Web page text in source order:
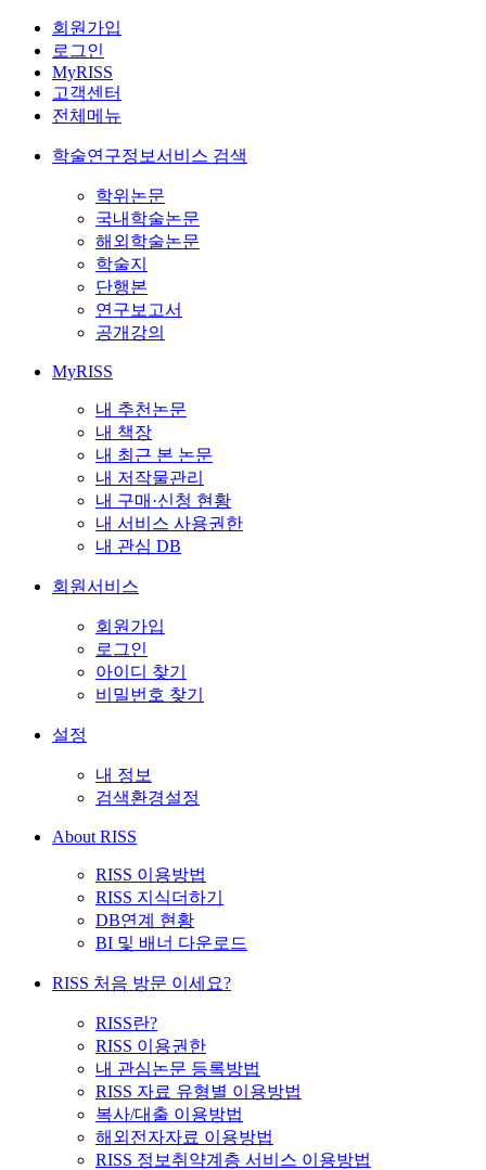
회원가입
로그인
MyRISS
고객센터
전체메뉴
학술연구정보서비스 검색
학위논문
국내학술논문
해외학술논문
학술지
단행본
연구보고서
공개강의
MyRISS
내 추천논문
내 책장
내 최근 본 논문
내 저작물관리
내 구매·신청 현황
내 서비스 사용권한
내 관심 DB
회원서비스
회원가입
로그인
아이디 찾기
비밀번호 찾기
설정
내 정보
검색환경설정
About RISS
RISS 이용방법
RISS 지식더하기
DB연계 현황
BI 및 배너 다운로드
RISS 처음 방문 이세요?
RISS란?
RISS 이용권한
내 관심논문 등록방법
RISS 자료 유형별 이용방법
복사/대출 이용방법
해외전자자료 이용방법
RISS 정보취약계층 서비스 이용방법